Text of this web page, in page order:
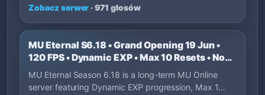
Zobacz serwer · 971 głosów
MU Eternal S6.18 • Grand Opening 19 Jun •
120 FPS • Dynamic EXP • Max 10 Resets • No
P2W
MU Eternal Season 6.18 is a long-term MU Online
server featuring Dynamic EXP progression, Max 1…